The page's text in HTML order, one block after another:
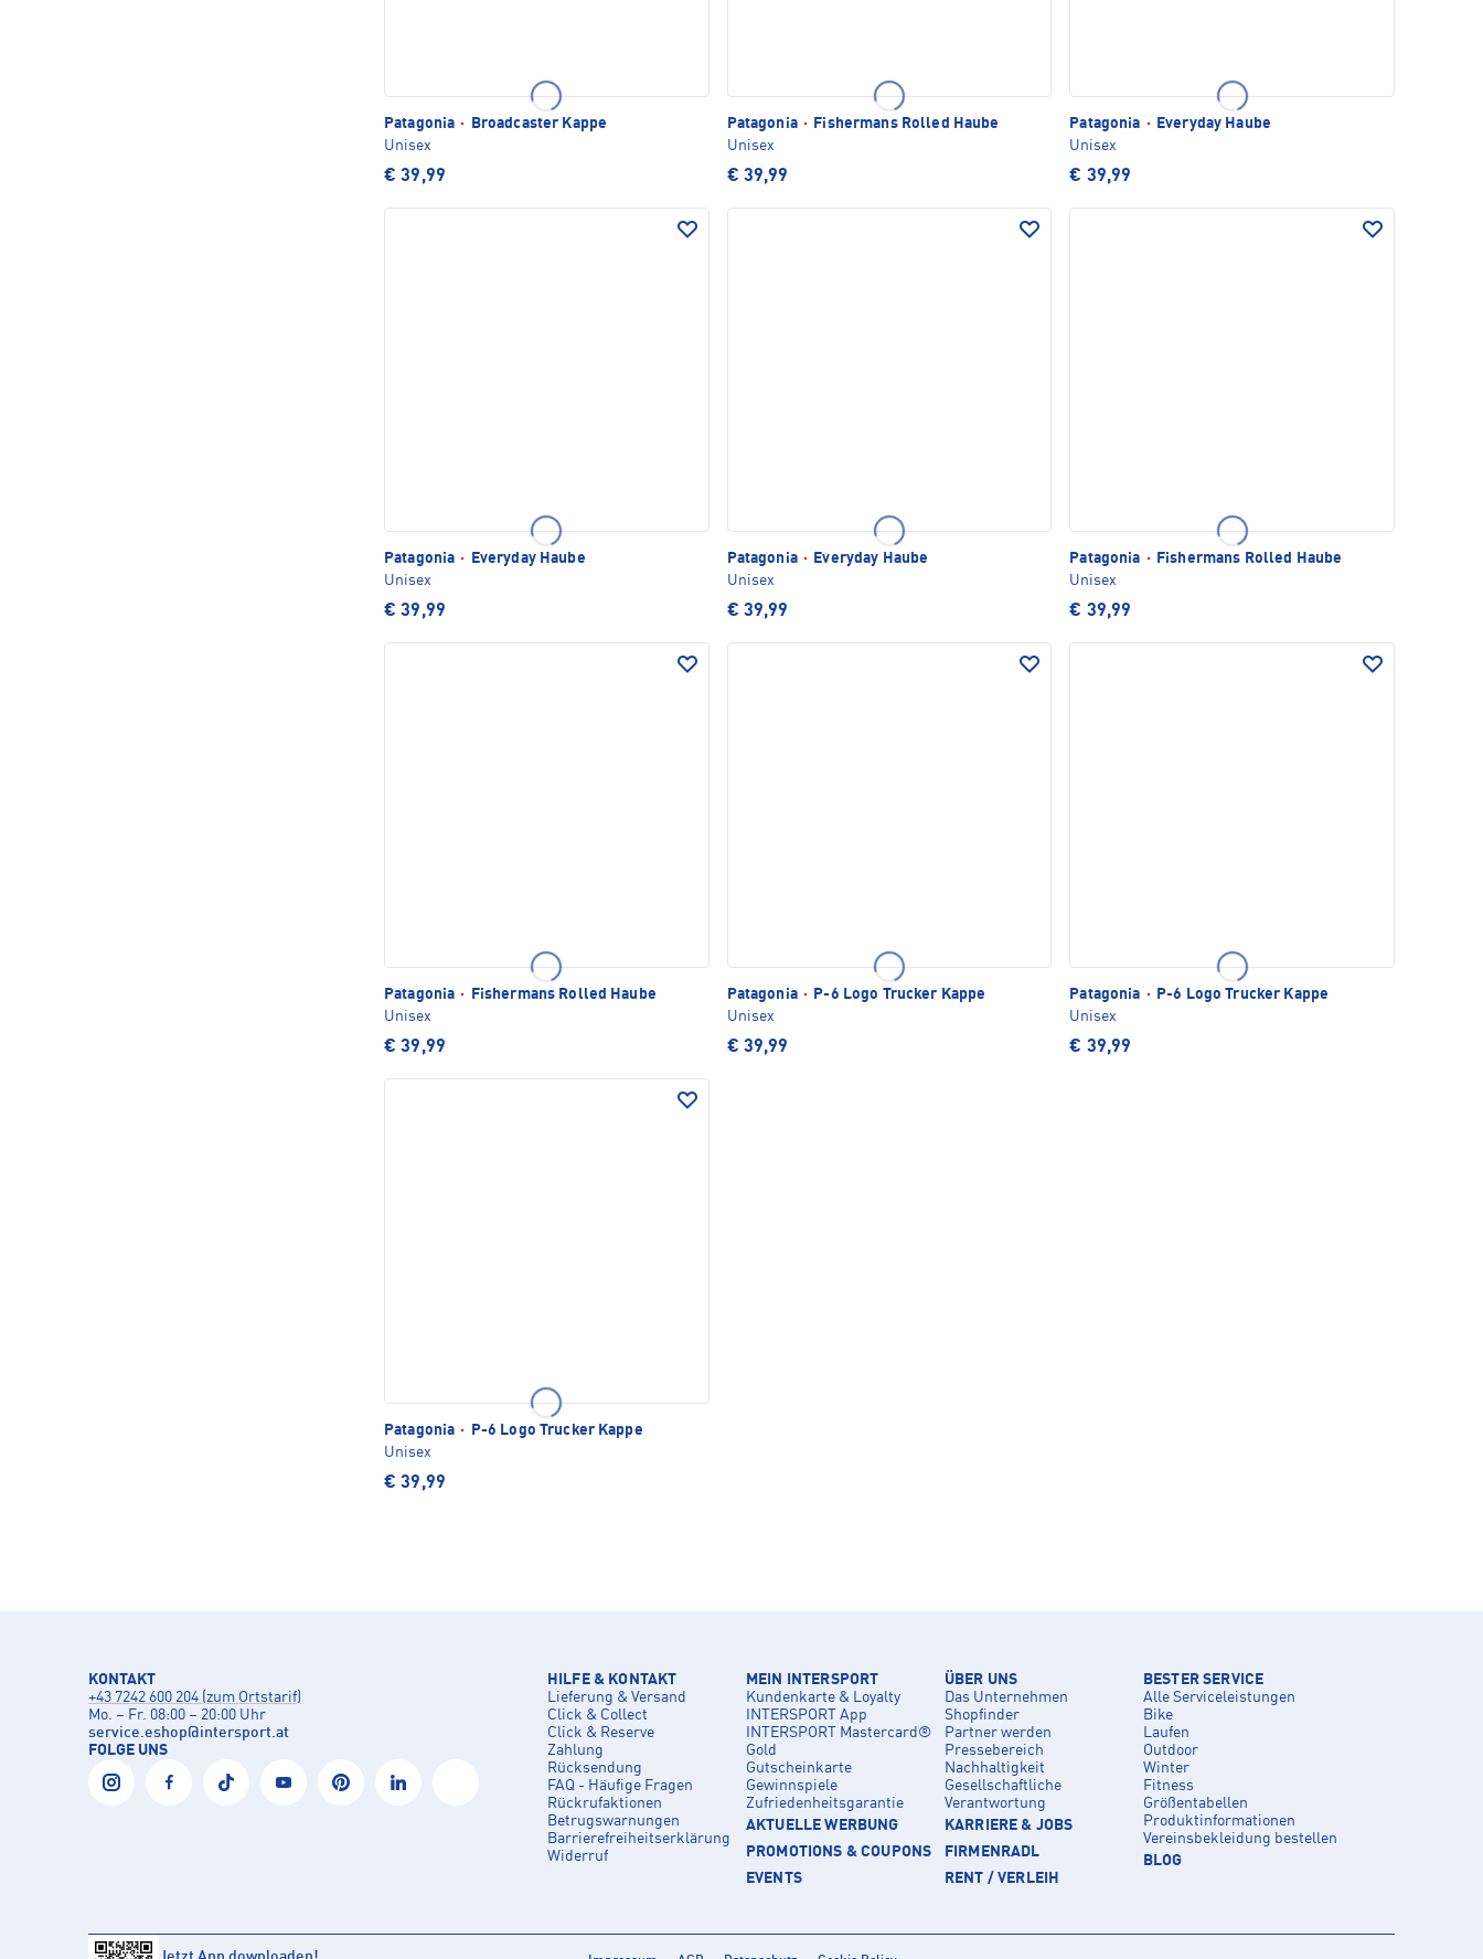
Patagonia ·
Broadcaster Kappe
Unisex
€ 39,99
Patagonia ·
Fishermans Rolled Haube
Unisex
€ 39,99
Patagonia ·
Everyday Haube
Unisex
€ 39,99
Patagonia ·
Everyday Haube
Unisex
€ 39,99
Patagonia ·
Everyday Haube
Unisex
€ 39,99
Patagonia ·
Fishermans Rolled Haube
Unisex
€ 39,99
Patagonia ·
Fishermans Rolled Haube
Unisex
€ 39,99
Patagonia ·
P-6 Logo Trucker Kappe
Unisex
€ 39,99
Patagonia ·
P-6 Logo Trucker Kappe
Unisex
€ 39,99
Patagonia ·
P-6 Logo Trucker Kappe
Unisex
€ 39,99
KONTAKT
+43 7242 600 204 (zum Ortstarif)
Mo. – Fr. 08:00 – 20:00 Uhr
service.eshop@intersport.at
FOLGE UNS
HILFE & KONTAKT
Lieferung & Versand
Click & Collect
Click & Reserve
Zahlung
Rücksendung
FAQ - Häufige Fragen
Rückrufaktionen
Betrugswarnungen
Barrierefreiheitserklärung
Widerruf
MEIN INTERSPORT
Kundenkarte & Loyalty
INTERSPORT App
INTERSPORT Mastercard®
Gold
Gutscheinkarte
Gewinnspiele
Zufriedenheitsgarantie
AKTUELLE WERBUNG
PROMOTIONS & COUPONS
EVENTS
ÜBER UNS
Das Unternehmen
Shopfinder
Partner werden
Pressebereich
Nachhaltigkeit
Gesellschaftliche
Verantwortung
KARRIERE & JOBS
FIRMENRADL
RENT / VERLEIH
BESTER SERVICE
Alle Serviceleistungen
Bike
Laufen
Outdoor
Winter
Fitness
Größentabellen
Produktinformationen
Vereinsbekleidung bestellen
BLOG